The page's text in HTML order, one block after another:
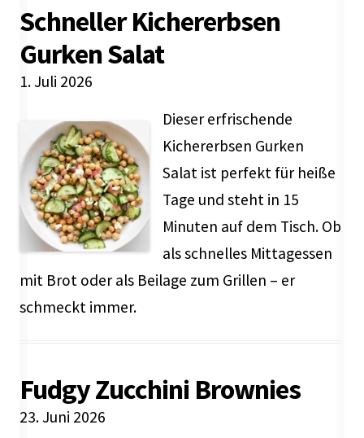
Schneller Kichererbsen
Gurken Salat
1. Juli 2026
Dieser erfrischende
Kichererbsen Gurken
Salat ist perfekt für heiße
Tage und steht in 15
Minuten auf dem Tisch. Ob
als schnelles Mittagessen
mit Brot oder als Beilage zum Grillen – er
schmeckt immer.
Fudgy Zucchini Brownies
23. Juni 2026